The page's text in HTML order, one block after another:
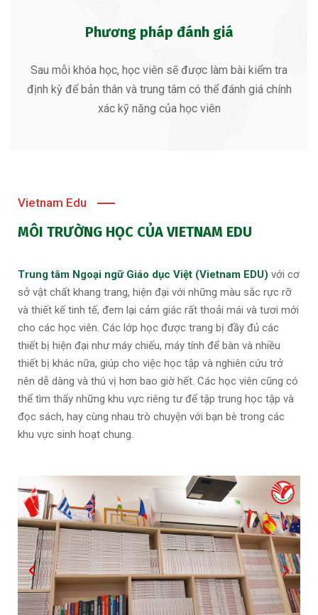
Phương pháp đánh giá
Sau mỗi khóa học, học viên sẽ được làm bài kiểm tra
định kỳ để bản thân và trung tâm có thể đánh giá chính
xác kỹ năng của học viên
Vietnam Edu
MÔI TRƯỜNG HỌC CỦA VIETNAM EDU
Trung tâm Ngoại ngữ Giáo dục Việt (Vietnam EDU) với cơ
sở vật chất khang trang, hiện đại với những màu sắc rực rỡ
và thiết kế tinh tế, đem lại cảm giác rất thoải mái và tươi mới
cho các học viên. Các lớp học được trang bị đầy đủ các
thiết bị hiện đại như máy chiếu, máy tính để bàn và nhiều
thiết bị khác nữa, giúp cho việc học tập và nghiên cứu trở
nên dễ dàng và thú vị hơn bao giờ hết. Các học viên cũng có
thể tìm thấy những khu vực riêng tư để tập trung học tập và
đọc sách, hay cùng nhau trò chuyện với bạn bè trong các
khu vực sinh hoạt chung.